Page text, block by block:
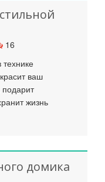
16
ваш
жизнь
домика